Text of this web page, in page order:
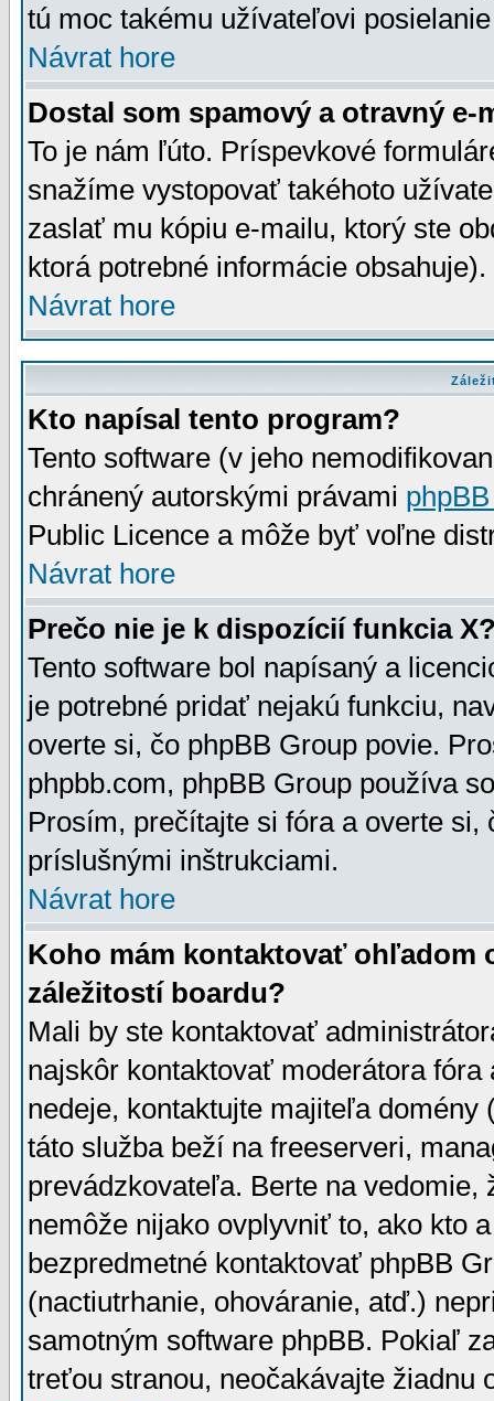
tú moc takému užívateľovi
Návrat hore
Dostal som spamový a otravný e-
To je nám ľúto. Príspevkové
snažíme vystopovať takéhoto
zaslať mu kópiu e-mailu, ktorý ste
ktorá potrebné informácie
Návrat hore
Kto napísal tento program?
Tento software (v jeho
chránený autorskými právami
Public Licence a môže byť voľne
Návrat hore
Prečo nie je k dispozícií funkcia
Tento software bol napísaný a
je potrebné pridať nejakú funkciu,
overte si, čo phpBB Group povie.
phpbb.com, phpBB Group používa
Prosím, prečítajte si fóra a overte
príslušnými inštrukciami.
Návrat hore
Koho mám kontaktovať ohľadom
záležitostí boardu?
Mali by ste kontaktovať
najskôr kontaktovať moderátora
nedeje, kontaktujte majiteľa
táto služba beží na freeserveri,
prevádzkovateľa. Berte na vedomie,
nemôže nijako ovplyvniť to, ako kto
bezpredmetné kontaktovať phpBB
(nactiutrhanie, ohováranie, atď.)
samotným software phpBB. Pokiaľ
treťou stranou, neočakávajte žiadnu